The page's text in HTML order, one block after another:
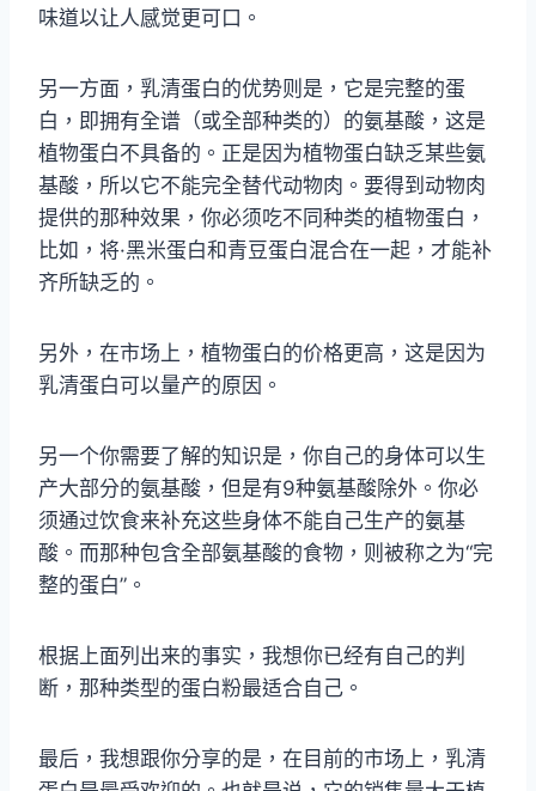
味道以让人感觉更可口。
另一方面，乳清蛋白的优势则是，它是完整的蛋
白，即拥有全谱（或全部种类的）的氨基酸，这是
植物蛋白不具备的。正是因为植物蛋白缺乏某些氨
基酸，所以它不能完全替代动物肉。要得到动物肉
提供的那种效果，你必须吃不同种类的植物蛋白，
比如，将·黑米蛋白和青豆蛋白混合在一起，才能补
齐所缺乏的。
另外，在市场上，植物蛋白的价格更高，这是因为
乳清蛋白可以量产的原因。
另一个你需要了解的知识是，你自己的身体可以生
产大部分的氨基酸，但是有9种氨基酸除外。你必
须通过饮食来补充这些身体不能自己生产的氨基
酸。而那种包含全部氨基酸的食物，则被称之为“完
整的蛋白”。
根据上面列出来的事实，我想你已经有自己的判
断，那种类型的蛋白粉最适合自己。
最后，我想跟你分享的是，在目前的市场上，乳清